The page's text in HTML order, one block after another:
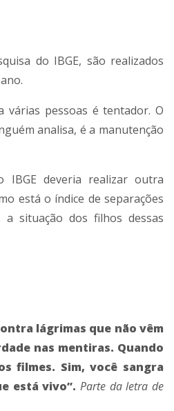
do IBGE, são realizados
várias pessoas é tentador. O
analisa, é a manutenção
IBGE deveria realizar outra
está o índice de separações
situação dos filhos dessas
lágrimas que não vêm
nas mentiras. Quando
filmes. Sim, você sangra
está vivo”. Parte da letra de